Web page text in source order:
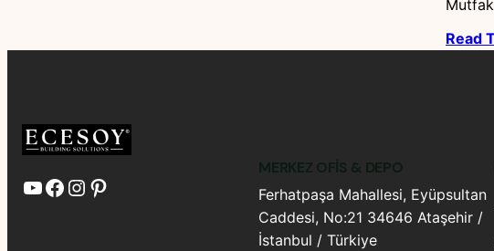
Read
YouTube Facebook Instagram Pinterest
MERKEZ OFIS & DEPO
Ferhatpaşa Mahallesi, Eyüpsultan
Caddesi, No:21 34646 Ataşehir /
İstanbul / Türkiye